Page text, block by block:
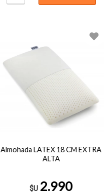
Almohada LATEX 18 CM EXTRA
ALTA
$U 2.990